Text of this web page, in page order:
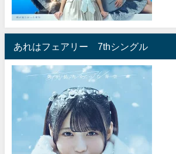
あれはフェアリー 7thシングル